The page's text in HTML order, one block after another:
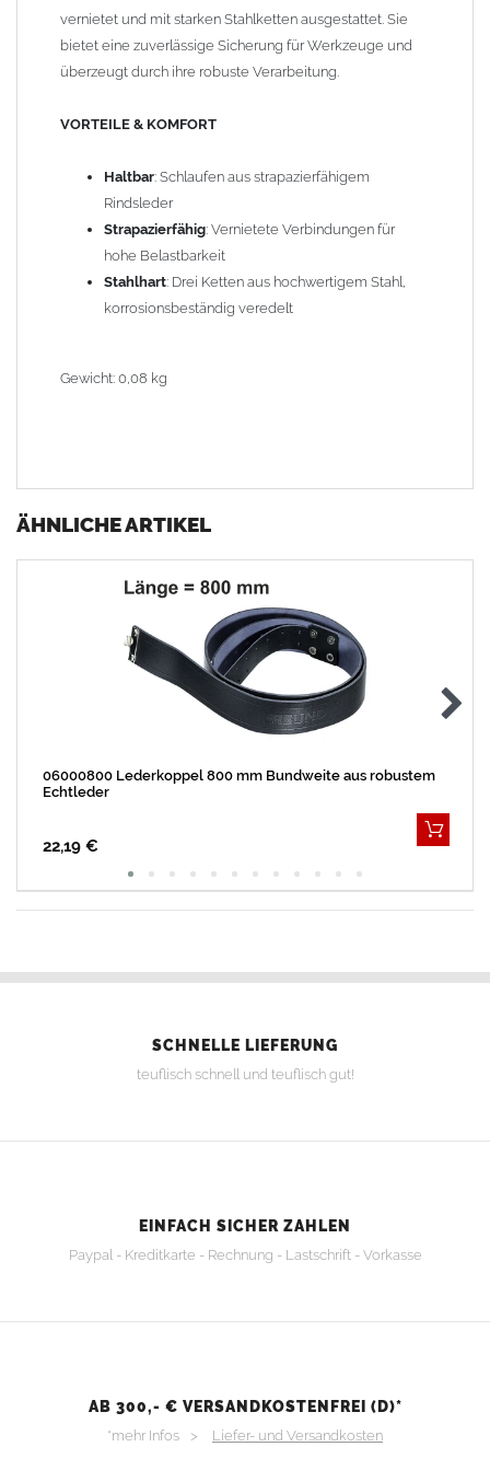
vernietet und mit starken Stahlketten ausgestattet. Sie
bietet eine zuverlässige Sicherung für Werkzeuge und
überzeugt durch ihre robuste Verarbeitung.
VORTEILE & KOMFORT
Haltbar: Schlaufen aus strapazierfähigem
Rindsleder
Strapazierfähig: Vernietete Verbindungen für
hohe Belastbarkeit
Stahlhart: Drei Ketten aus hochwertigem Stahl,
korrosionsbeständig veredelt
Gewicht: 0,08 kg
ÄHNLICHE ARTIKEL
06000800 Lederkoppel 800 mm Bundweite aus robustem
Echtleder
22,19 €
SCHNELLE LIEFERUNG
teuflisch schnell und teuflisch gut!
EINFACH SICHER ZAHLEN
Paypal - Kreditkarte - Rechnung - Lastschrift - Vorkasse
AB 300,- € VERSANDKOSTENFREI (D)*
*mehr Infos > Liefer- und Versandkosten